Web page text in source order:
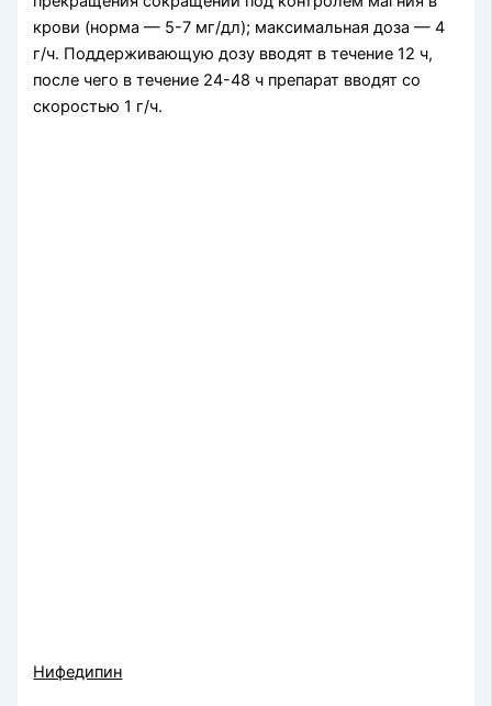
крови (норма — 5-7 мг/дл); максимальная доза — 4
г/ч. Поддерживающую дозу вводят в течение 12 ч,
после чего в течение 24-48 ч препарат вводят со
скоростью 1 г/ч.
Нифедипин